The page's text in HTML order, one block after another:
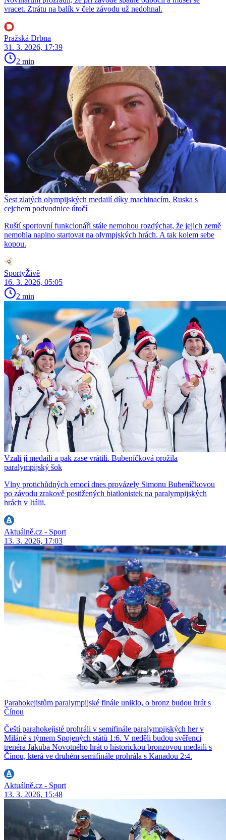
vracet. Ztrátu na balík v čele závodu už nedohnal.
Pražská Drbna
31. 3. 2026, 17:39
2 min
Šest zlatých olympijských medailí díky machinacím. Ruska s
cejchem podvodnice útočí
Ruští sportovní funkcionáři stále nemohou rozdýchat, že jejich země
nemohla naplno startovat na olympjských hrách. A tak kolem sebe
kopou.
SportyŽivě
16. 3. 2026, 05:05
2 min
Vzali jí medaili a pak zase vrátili. Bubeníčková prožila
paralympijský šok
Vlny protichůdných emocí dnes provázely Simonu Bubeníčkovou
po závodu zrakově postižených biatlonistek na paralympijských
hrách v Itálii.
Aktuálně.cz - Sport
13. 3. 2026, 17:03
Parahokejistům paralympijské finále uniklo, o bronz budou hrát s
Čínou
Čeští parahokejisté prohráli v semifinále paralympijských her v
Miláně s týmem Spojených států 1:6. V neděli budou svěřenci
trenéra Jakuba Novotného hrát o historickou bronzovou medaili s
Čínou, která ve druhém semifinále prohrála s Kanadou 2:4.
Aktuálně.cz - Sport
13. 3. 2026, 15:48